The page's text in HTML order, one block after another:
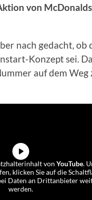
von
nach gedacht, ob
Konzept sei.
auf dem Weg
von YouTube.
klicken Sie auf die
Daten an Drittanbieter
werden.